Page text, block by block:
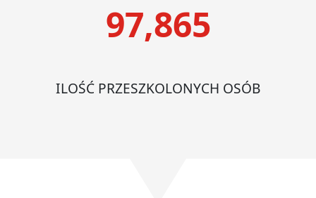
97,865
ILOŚĆ PRZESZKOLONYCH OSÓB